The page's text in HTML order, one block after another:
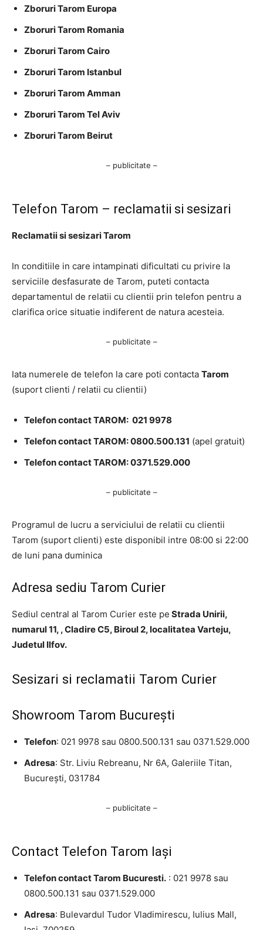
Zboruri Tarom Europa
Zboruri Tarom Romania
Zboruri Tarom Cairo
Zboruri Tarom Istanbul
Zboruri Tarom Amman
Zboruri Tarom Tel Aviv
Zboruri Tarom Beirut
– publicitate –
Telefon Tarom – reclamatii si sesizari
Reclamatii si sesizari Tarom
In conditiile in care intampinati dificultati cu privire la
serviciile desfasurate de Tarom, puteti contacta
departamentul de relatii cu clientii prin telefon pentru a
clarifica orice situatie indiferent de natura acesteia.
– publicitate –
Iata numerele de telefon la care poti contacta Tarom
(suport clienti / relatii cu clientii)
Telefon contact TAROM: 021 9978
Telefon contact TAROM: 0800.500.131 (apel gratuit)
Telefon contact TAROM: 0371.529.000
– publicitate –
Programul de lucru a serviciului de relatii cu clientii
Tarom (suport clienti) este disponibil intre 08:00 si 22:00
de luni pana duminica
Adresa sediu Tarom Curier
Sediul central al Tarom Curier este pe Strada Unirii,
numarul 11, , Cladire C5, Biroul 2, localitatea Varteju,
Judetul Ilfov.
Sesizari si reclamatii Tarom Curier
Showroom Tarom Bucureşti
Telefon: 021 9978 sau 0800.500.131 sau 0371.529.000
Adresa: Str. Liviu Rebreanu, Nr 6A, Galeriile Titan,
Bucureşti, 031784
– publicitate –
Contact Telefon Tarom Iaşi
Telefon contact Tarom Bucuresti. : 021 9978 sau
0800.500.131 sau 0371.529.000
Adresa: Bulevardul Tudor Vladimirescu, Iulius Mall,